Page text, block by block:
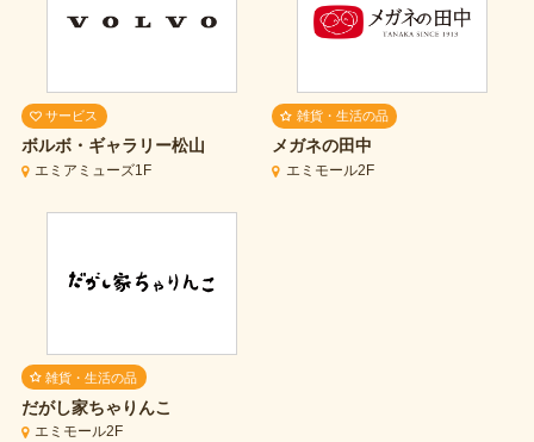
サービス
ボルボ・ギャラリー松山
エミアミューズ1F
雑貨・生活の品
メガネの田中
エミモール2F
雑貨・生活の品
だがし家ちゃりんこ
エミモール2F